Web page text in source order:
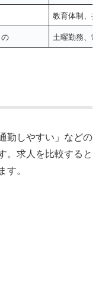
教育体制、
土曜勤務、
勤しやすい」などの
。求人を比較すると
。